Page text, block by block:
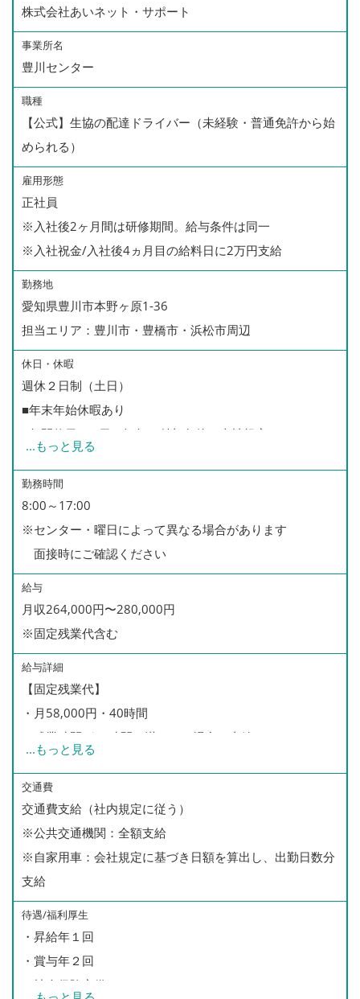
株式会社あいネット・サポート
事業所名
豊川センター
職種
【公式】生協の配達ドライバー（未経験・普通免許から始
められる）
雇用形態
正社員
※入社後2ヶ月間は研修期間。給与条件は同一
※入社祝金/入社後4ヵ月目の給料日に2万円支給
勤務地
愛知県豊川市本野ヶ原1-36
担当エリア：豊川市・豊橋市・浜松市周辺
休日・休暇
週休２日制（土日）
■年末年始休暇あり
■年間休日110日（毎年の付与条件は当社規定による）
■有給休暇あり（年間5日以上の取得をお願いしておりま
す）
■慶弔休暇あり
■育児休暇あり（※男性の取得実績あり）
...もっと見る
勤務時間
8:00～17:00
※センター・曜日によって異なる場合があります
面接時にご確認ください
給与
月収264,000円〜280,000円
※固定残業代含む
給与詳細
【固定残業代】
・月58,000円・40時間
・残業時間が40時間に満たない場合も支給
・40時間を超過した場合は別途、残業手当を支給
※全体平均40時間以内に収まることが殆どです
【月収例】
月収27万円（入社1年半）
29万円（入社4年）
32万円（入社6年）
【年収例】
520万円／46歳・入社12年（主任）
...もっと見る
交通費
交通費支給（社内規定に従う）
※公共交通機関：全額支給
※自家用車：会社規定に基づき日額を算出し、出勤日数分
支給
待遇/福利厚生
・昇給年１回
・賞与年２回
・社会保険完備